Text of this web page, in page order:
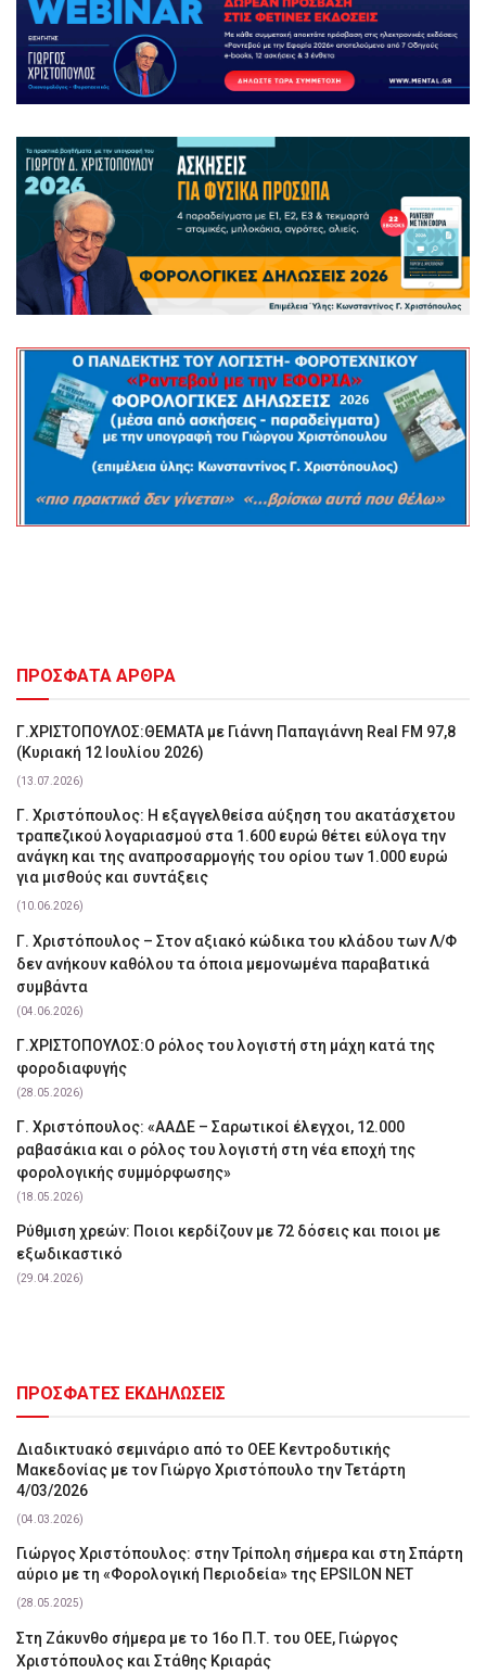
ΠΡΟΣΦΑΤΑ ΑΡΘΡΑ
Γ.ΧΡΙΣΤΟΠΟΥΛΟΣ:ΘΕΜΑΤΑ με Γιάννη Παπαγιάννη Real FM 97,8
(Κυριακή 12 Ιουλίου 2026)
(13.07.2026)
Γ. Χριστόπουλος: Η εξαγγελθείσα αύξηση του ακατάσχετου
τραπεζικού λογαριασμού στα 1.600 ευρώ θέτει εύλογα την
ανάγκη και της αναπροσαρμογής του ορίου των 1.000 ευρώ
για μισθούς και συντάξεις
(10.06.2026)
Γ. Χριστόπουλος – Στον αξιακό κώδικα του κλάδου των Λ/Φ
δεν ανήκουν καθόλου τα όποια μεμονωμένα παραβατικά
συμβάντα
(04.06.2026)
Γ.ΧΡΙΣΤΟΠΟΥΛΟΣ:Ο ρόλος του λογιστή στη μάχη κατά της
φοροδιαφυγής
(28.05.2026)
Γ. Χριστόπουλος: «ΑΑΔΕ – Σαρωτικοί έλεγχοι, 12.000
ραβασάκια και ο ρόλος του λογιστή στη νέα εποχή της
φορολογικής συμμόρφωσης»
(18.05.2026)
Ρύθμιση χρεών: Ποιοι κερδίζουν με 72 δόσεις και ποιοι με
εξωδικαστικό
(29.04.2026)
ΠΡΟΣΦΑΤΕΣ ΕΚΔΗΛΩΣΕΙΣ
Διαδικτυακό σεμινάριο από το ΟΕΕ Κεντροδυτικής
Μακεδονίας με τον Γιώργο Χριστόπουλο την Τετάρτη
4/03/2026
(04.03.2026)
Γιώργος Χριστόπουλος: στην Τρίπολη σήμερα και στη Σπάρτη
αύριο με τη «Φορολογική Περιοδεία» της EPSILON NET
(28.05.2025)
Στη Ζάκυνθο σήμερα με το 16ο Π.Τ. του ΟΕΕ, Γιώργος
Χριστόπουλος και Στάθης Κριαράς